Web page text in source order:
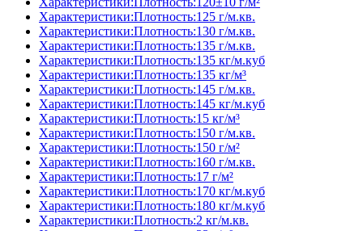
Характеристики:Плотность:125 г/м.кв.
Характеристики:Плотность:130 г/м.кв.
Характеристики:Плотность:135 г/м.кв.
Характеристики:Плотность:135 кг/м.куб
Характеристики:Плотность:135 кг/м³
Характеристики:Плотность:145 г/м.кв.
Характеристики:Плотность:145 кг/м.куб
Характеристики:Плотность:15 кг/м³
Характеристики:Плотность:150 г/м.кв.
Характеристики:Плотность:150 г/м²
Характеристики:Плотность:160 г/м.кв.
Характеристики:Плотность:17 г/м²
Характеристики:Плотность:170 кг/м.куб
Характеристики:Плотность:180 кг/м.куб
Характеристики:Плотность:2 кг/м.кв.